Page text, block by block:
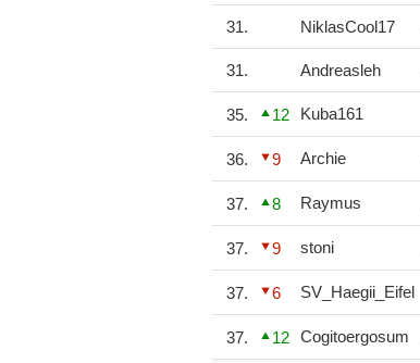
31. NiklasCool17
31. Andreasleh
35. 12 Kuba161
36. 9 Archie
37. 8 Raymus
37. 9 stoni
37. 6 SV_Haegii_Eifel
37. 12 Cogitoergosum